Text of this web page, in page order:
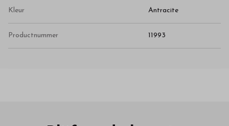
Kleur Antracite
Productnummer 11993